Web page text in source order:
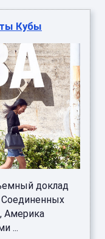
Кубы
доклад
Соединенных
Америка
...